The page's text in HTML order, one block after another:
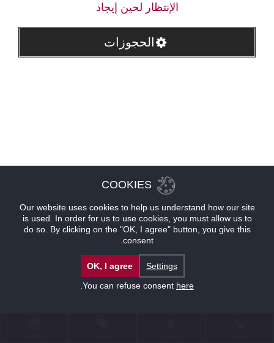
الإنتظار لحين إيجاد
الحجوزات
COOKIES
Our website uses cookies to help us understand how our site
is used. In order for us to use cookies, you must allow us to
do so. By clicking on the "OK, I agree" button, you give this
consent.
Settings
OK, I agree
You can refuse consent here
.